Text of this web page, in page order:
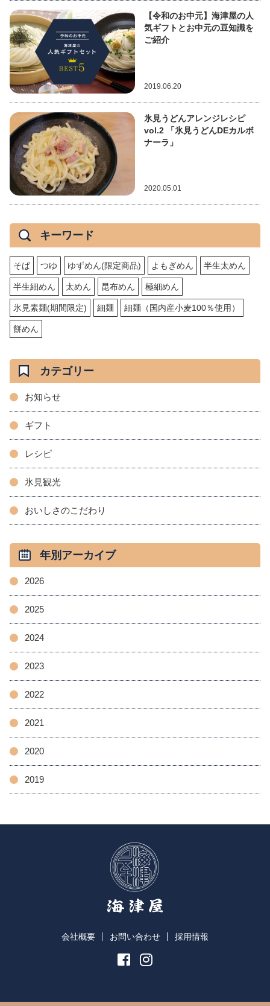
【令和のお中元】海津屋の人
気ギフトとお中元の豆知識を
ご紹介
2019.06.20
氷見うどんアレンジレシピ
vol.2 「氷見うどんDEカルボ
ナーラ」
2020.05.01
キーワード
そば つゆ ゆずめん(限定商品) よもぎめん 半生太めん
半生細めん 太めん 昆布めん 極細めん
氷見素麺(期間限定) 細麺 細麺（国内産小麦100％使用）
餅めん
カテゴリー
お知らせ
ギフト
レシピ
氷見観光
おいしさのこだわり
年別アーカイブ
2026
2025
2024
2023
2022
2021
2020
2019
会社概要 お問い合わせ 採用情報